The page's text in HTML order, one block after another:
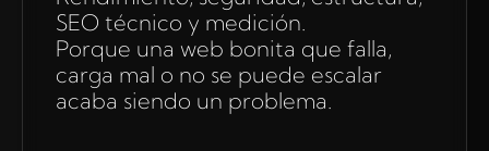
SEO técnico y medición.
Porque una web bonita que falla,
carga mal o no se puede escalar
acaba siendo un problema.